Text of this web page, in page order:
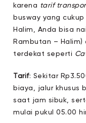
karena tarif
busway yang
Halim, Anda bisa
Rambutan –
terdekat seperti
Tarif: Sekitar
biaya, jalur khusus
saat jam sibuk,
mulai pukul 05.00